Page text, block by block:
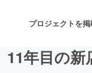
プロジェクトを
年目の